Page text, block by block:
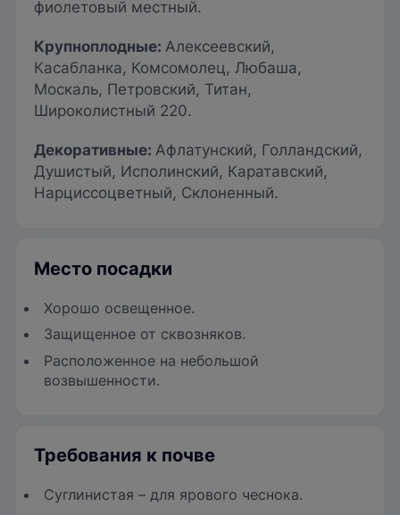
фиолетовый местный.
Крупноплодные: Алексеевский,
Касабланка, Комсомолец, Любаша,
Москаль, Петровский, Титан,
Широколистный 220.
Декоративные: Афлатунский, Голландский,
Душистый, Исполинский, Каратавский,
Нарциссоцветный, Склоненный.
Место посадки
Хорошо освещенное.
Защищенное от сквозняков.
Расположенное на небольшой
возвышенности.
Требования к почве
Суглинистая – для ярового чеснока.